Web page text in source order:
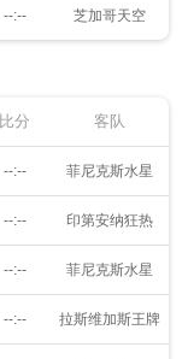
--:-- 芝加哥天空
比分 客队
--:-- 菲尼克斯水星
--:-- 印第安纳狂热
--:-- 菲尼克斯水星
--:-- 拉斯维加斯王牌